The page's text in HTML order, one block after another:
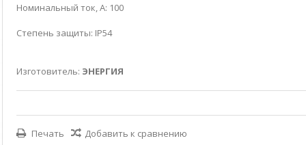
Номинальный ток, А: 100
Степень защиты: IP54
Изготовитель: ЭНЕРГИЯ
Печать Добавить к сравнению